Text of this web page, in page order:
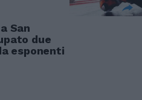
San
due
esponenti